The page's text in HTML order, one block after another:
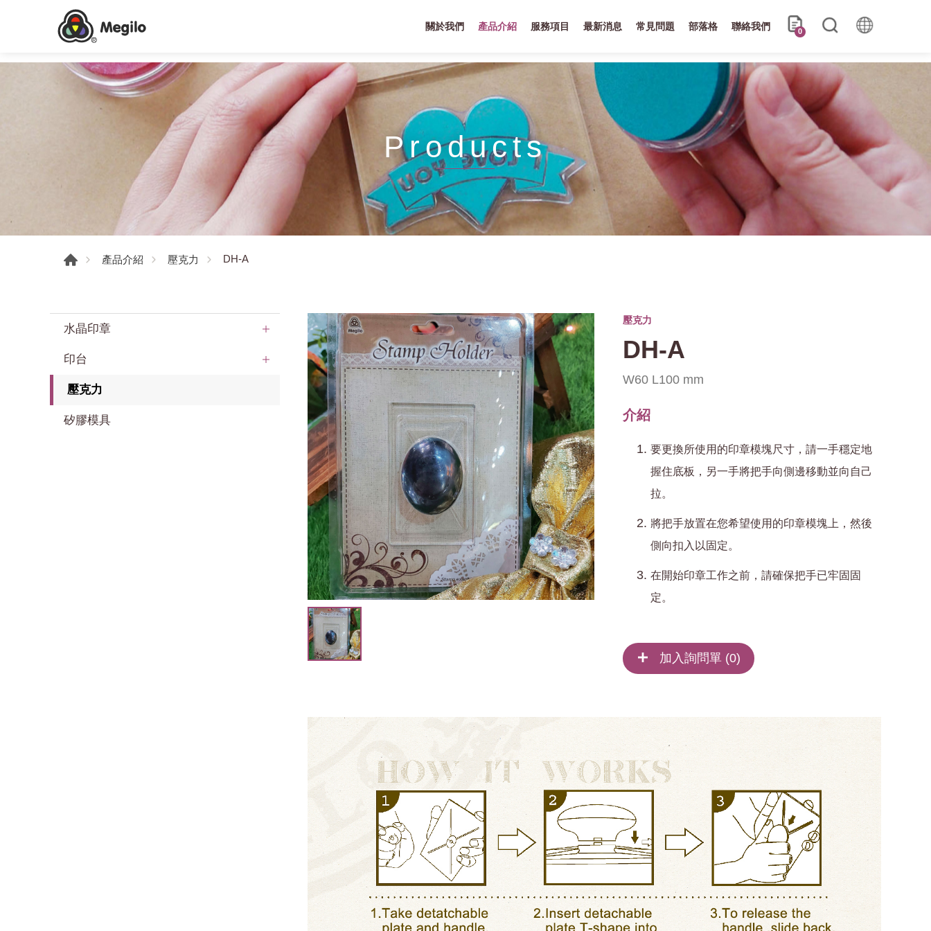
關於我們 產品介紹 服務項目 最新消息 常見問題 部落格 聯絡我們 0
Products
產品介紹 壓克力 DH-A
水晶印章
印台
壓克力
矽膠模具
壓克力
DH-A
W60 L100 mm
介紹
要更換所使用的印章模塊尺寸，請一手穩定地
握住底板，另一手將把手向側邊移動並向自己
拉。
將把手放置在您希望使用的印章模塊上，然後
側向扣入以固定。
在開始印章工作之前，請確保把手已牢固固
定。
加入詢問單 (0)